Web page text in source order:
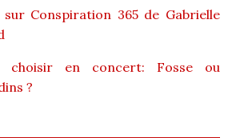
sur Conspiration 365 de Gabrielle
choisir en concert: Fosse ou
?